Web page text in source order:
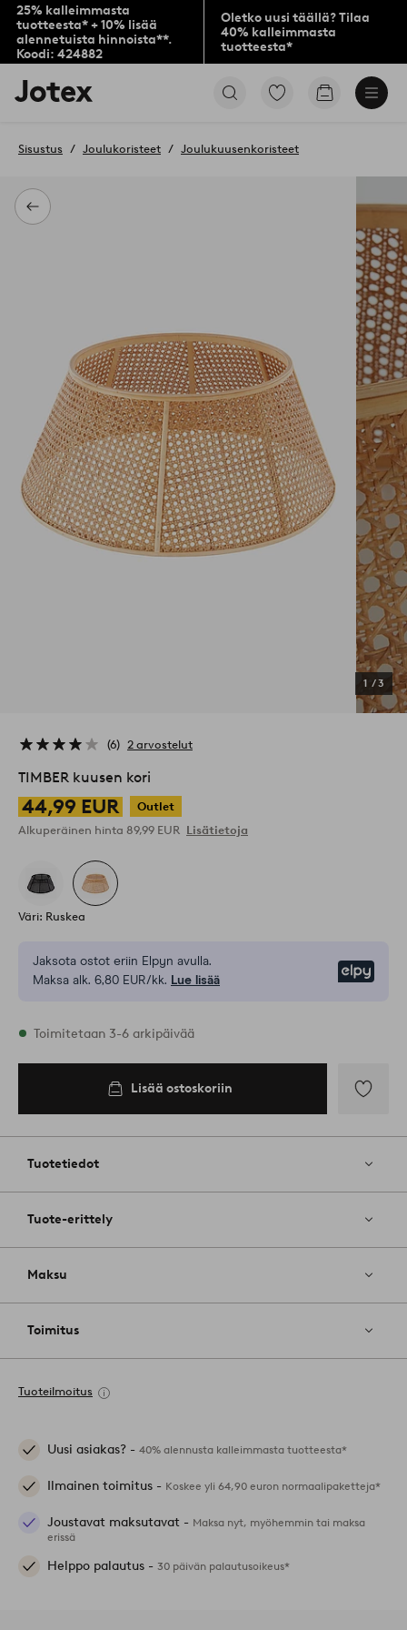
25% kalleimmasta
tuotteesta* + 10% lisää
alennetuista hinnoista**.
Koodi: 424882
Oletko uusi täällä? Tilaa
40% kalleimmasta
tuotteesta*
Jotex-
logo
aloitussivulle
Siirry
Siirry
Takaisin
Sisustus Joulukoristeet Joulukuusenkoristeet
1 /3
6 2 arvostelut
TIMBER kuusen kori
44,99 EUR
Outlet
Alkuperäinen hinta 89,99 EUR Lisätietoja
Väri: Ruskea
Jaksota ostot eriin Elpyn avulla.
Maksa alk. 6,80 EUR/kk. Lue lisää
Varastossa
Toimitetaan 3-6 arkipäivää
Lisää ostoskoriin
Tuotetiedot
Tuote-erittely
Maksu
Toimitus
Tuoteilmoitus
Uusi asiakas? - 40% alennusta kalleimmasta tuotteesta*
Ilmainen toimitus - Koskee yli 64,90 euron normaalipaketteja*
Joustavat maksutavat - Maksa nyt, myöhemmin tai maksa
erissä
Helppo palautus - 30 päivän palautusoikeus*